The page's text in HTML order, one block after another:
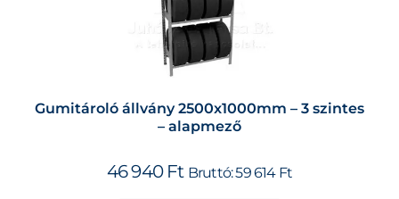
Gumitároló állvány 2500x1000mm – 3 szintes
– alapmező
46 940 Ft Bruttó:59 614 Ft